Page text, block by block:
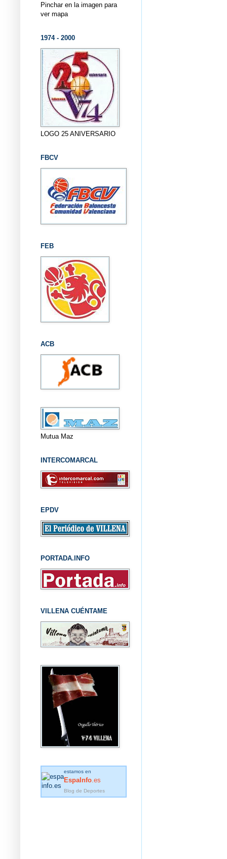
Pinchar en la imagen para
ver mapa
1974 - 2000
LOGO 25 ANIVERSARIO
FBCV
FEB
ACB
Mutua Maz
INTERCOMARCAL
EPDV
PORTADA.INFO
VILLENA CUÉNTAME
estamos en
EspaInfo .es
Blog de Deportes